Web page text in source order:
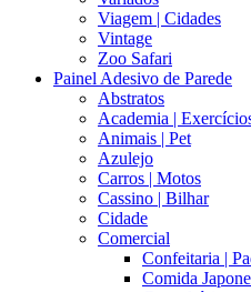
Viagem | Cidades
Vintage
Zoo Safari
Painel Adesivo de Parede
Abstratos
Academia |
Animais | Pet
Azulejo
Carros | Motos
Cassino | Bilhar
Cidade
Comercial
Confeitaria |
Comida